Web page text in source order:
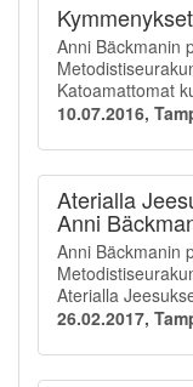
Anni Bäckmanin
Katoamattomat
10.07.2016,
Aterialla
Anni
Anni Bäckmanin
Aterialla
26.02.2017,